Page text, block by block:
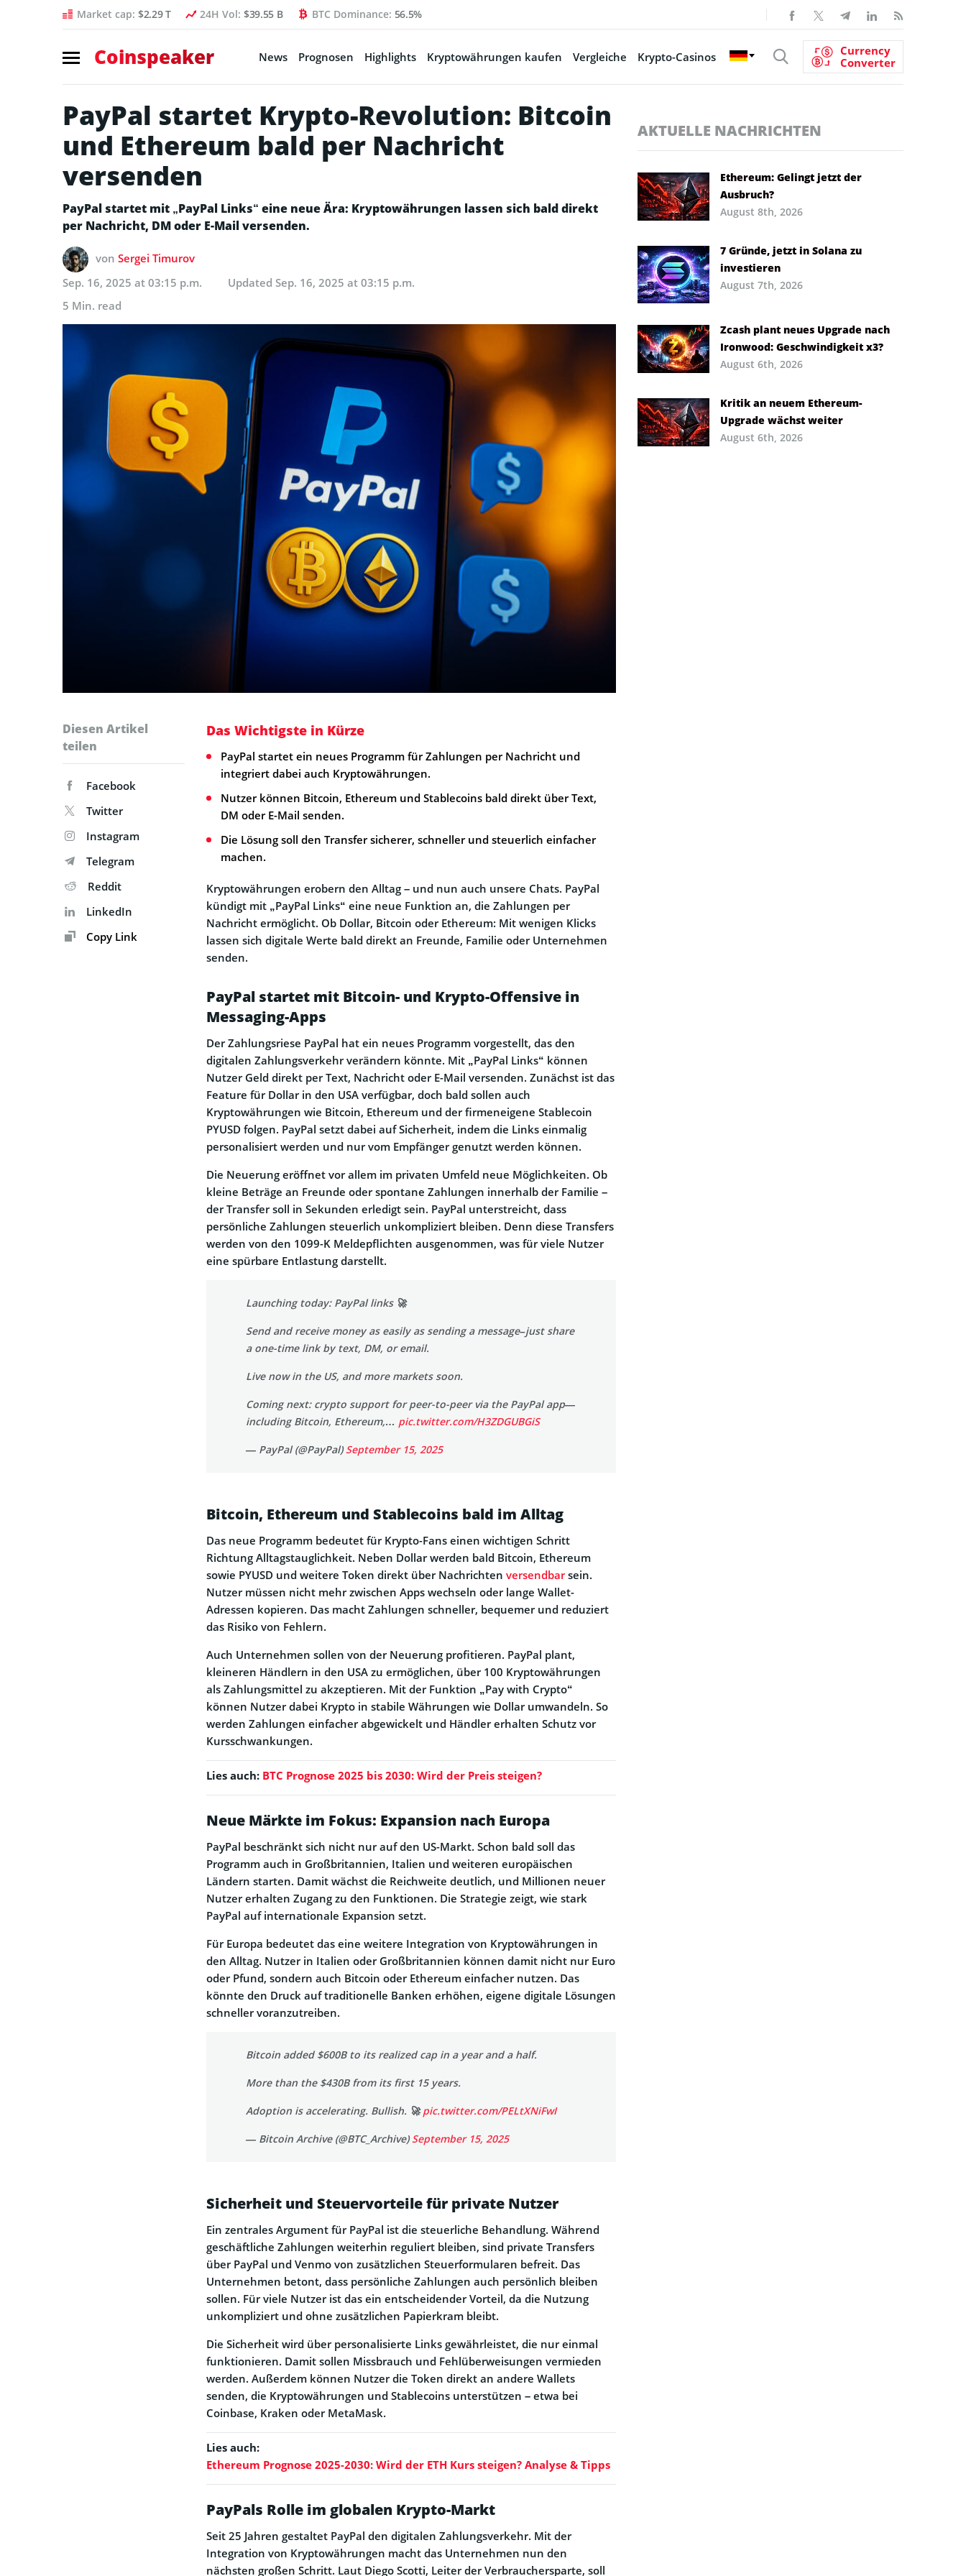
Market cap: $2.29 T 24H Vol: $39.55 B BTC Dominance: 56.5%
Coinspeaker News Prognosen Highlights Kryptowährungen kaufen Vergleiche Krypto-Casinos
Currency
Converter
PayPal startet Krypto-Revolution: Bitcoin
und Ethereum bald per Nachricht
versenden
PayPal startet mit „PayPal Links“ eine neue Ära: Kryptowährungen lassen sich bald direkt
per Nachricht, DM oder E-Mail versenden.
von Sergei Timurov
Sep. 16, 2025 at 03:15 p.m.
Updated Sep. 16, 2025 at 03:15 p.m.
5 Min. read
Diesen Artikel
teilen
Facebook
Twitter
Instagram
Telegram
Reddit
LinkedIn
Copy Link
Das Wichtigste in Kürze
PayPal startet ein neues Programm für Zahlungen per Nachricht und
integriert dabei auch Kryptowährungen.
Nutzer können Bitcoin, Ethereum und Stablecoins bald direkt über Text,
DM oder E-Mail senden.
Die Lösung soll den Transfer sicherer, schneller und steuerlich einfacher
machen.
Kryptowährungen erobern den Alltag – und nun auch unsere Chats. PayPal
kündigt mit „PayPal Links“ eine neue Funktion an, die Zahlungen per
Nachricht ermöglicht. Ob Dollar, Bitcoin oder Ethereum: Mit wenigen Klicks
lassen sich digitale Werte bald direkt an Freunde, Familie oder Unternehmen
senden.
PayPal startet mit Bitcoin- und Krypto-Offensive in
Messaging-Apps
Der Zahlungsriese PayPal hat ein neues Programm vorgestellt, das den
digitalen Zahlungsverkehr verändern könnte. Mit „PayPal Links“ können
Nutzer Geld direkt per Text, Nachricht oder E-Mail versenden. Zunächst ist das
Feature für Dollar in den USA verfügbar, doch bald sollen auch
Kryptowährungen wie Bitcoin, Ethereum und der firmeneigene Stablecoin
PYUSD folgen. PayPal setzt dabei auf Sicherheit, indem die Links einmalig
personalisiert werden und nur vom Empfänger genutzt werden können.
Die Neuerung eröffnet vor allem im privaten Umfeld neue Möglichkeiten. Ob
kleine Beträge an Freunde oder spontane Zahlungen innerhalb der Familie –
der Transfer soll in Sekunden erledigt sein. PayPal unterstreicht, dass
persönliche Zahlungen steuerlich unkompliziert bleiben. Denn diese Transfers
werden von den 1099-K Meldepflichten ausgenommen, was für viele Nutzer
eine spürbare Entlastung darstellt.
Launching today: PayPal links 🚀
Send and receive money as easily as sending a message–just share
a one-time link by text, DM, or email.
Live now in the US, and more markets soon.
Coming next: crypto support for peer-to-peer via the PayPal app—
including Bitcoin, Ethereum,… pic.twitter.com/H3ZDGUBGiS
— PayPal (@PayPal)September 15, 2025
Bitcoin, Ethereum und Stablecoins bald im Alltag
Das neue Programm bedeutet für Krypto-Fans einen wichtigen Schritt
Richtung Alltagstauglichkeit. Neben Dollar werden bald Bitcoin, Ethereum
sowie PYUSD und weitere Token direkt über Nachrichten versendbarsein.
Nutzer müssen nicht mehr zwischen Apps wechseln oder lange Wallet-
Adressen kopieren. Das macht Zahlungen schneller, bequemer und reduziert
das Risiko von Fehlern.
Auch Unternehmen sollen von der Neuerung profitieren. PayPal plant,
kleineren Händlern in den USA zu ermöglichen, über 100 Kryptowährungen
als Zahlungsmittel zu akzeptieren. Mit der Funktion „Pay with Crypto“
können Nutzer dabei Krypto in stabile Währungen wie Dollar umwandeln. So
werden Zahlungen einfacher abgewickelt und Händler erhalten Schutz vor
Kursschwankungen.
Lies auch: BTC Prognose 2025 bis 2030: Wird der Preis steigen?
Neue Märkte im Fokus: Expansion nach Europa
PayPal beschränkt sich nicht nur auf den US-Markt. Schon bald soll das
Programm auch in Großbritannien, Italien und weiteren europäischen
Ländern starten. Damit wächst die Reichweite deutlich, und Millionen neuer
Nutzer erhalten Zugang zu den Funktionen. Die Strategie zeigt, wie stark
PayPal auf internationale Expansion setzt.
Für Europa bedeutet das eine weitere Integration von Kryptowährungen in
den Alltag. Nutzer in Italien oder Großbritannien können damit nicht nur Euro
oder Pfund, sondern auch Bitcoin oder Ethereum einfacher nutzen. Das
könnte den Druck auf traditionelle Banken erhöhen, eigene digitale Lösungen
schneller voranzutreiben.
Bitcoin added $600B to its realized cap in a year and a half.
More than the $430B from its first 15 years.
Adoption is accelerating. Bullish. 🚀pic.twitter.com/PELtXNiFwI
— Bitcoin Archive (@BTC_Archive)September 15, 2025
Sicherheit und Steuervorteile für private Nutzer
Ein zentrales Argument für PayPal ist die steuerliche Behandlung. Während
geschäftliche Zahlungen weiterhin reguliert bleiben, sind private Transfers
über PayPal und Venmo von zusätzlichen Steuerformularen befreit. Das
Unternehmen betont, dass persönliche Zahlungen auch persönlich bleiben
sollen. Für viele Nutzer ist das ein entscheidender Vorteil, da die Nutzung
unkompliziert und ohne zusätzlichen Papierkram bleibt.
Die Sicherheit wird über personalisierte Links gewährleistet, die nur einmal
funktionieren. Damit sollen Missbrauch und Fehlüberweisungen vermieden
werden. Außerdem können Nutzer die Token direkt an andere Wallets
senden, die Kryptowährungen und Stablecoins unterstützen – etwa bei
Coinbase, Kraken oder MetaMask.
Lies auch:
Ethereum Prognose 2025-2030: Wird der ETH Kurs steigen? Analyse & Tipps
PayPals Rolle im globalen Krypto-Markt
Seit 25 Jahren gestaltet PayPal den digitalen Zahlungsverkehr. Mit der
Integration von Kryptowährungen macht das Unternehmen nun den
nächsten großen Schritt. Laut Diego Scotti, Leiter der Verbrauchersparte, soll
AKTUELLE NACHRICHTEN
Ethereum: Gelingt jetzt der
Ausbruch?
August 8th, 2026
7 Gründe, jetzt in Solana zu
investieren
August 7th, 2026
Zcash plant neues Upgrade nach
Ironwood: Geschwindigkeit x3?
August 6th, 2026
Kritik an neuem Ethereum-
Upgrade wächst weiter
August 6th, 2026